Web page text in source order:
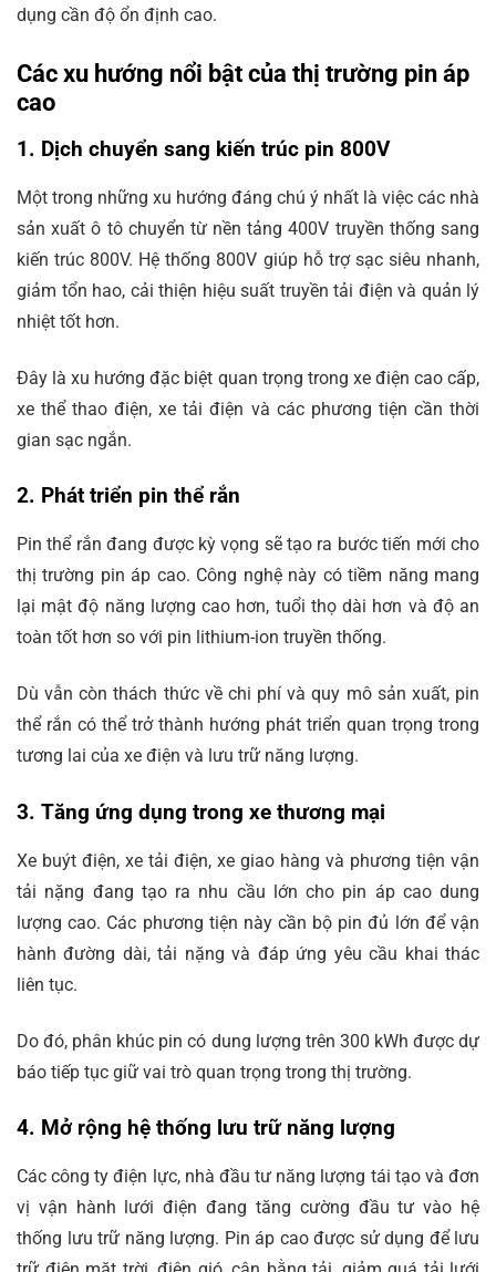
dụng cần độ ổn định cao.
Các xu hướng nổi bật của thị trường pin áp
cao
1. Dịch chuyển sang kiến trúc pin 800V
Một trong những xu hướng đáng chú ý nhất là việc các nhà
sản xuất ô tô chuyển từ nền tảng 400V truyền thống sang
kiến trúc 800V. Hệ thống 800V giúp hỗ trợ sạc siêu nhanh,
giảm tổn hao, cải thiện hiệu suất truyền tải điện và quản lý
nhiệt tốt hơn.
Đây là xu hướng đặc biệt quan trọng trong xe điện cao cấp,
xe thể thao điện, xe tải điện và các phương tiện cần thời
gian sạc ngắn.
2. Phát triển pin thể rắn
Pin thể rắn đang được kỳ vọng sẽ tạo ra bước tiến mới cho
thị trường pin áp cao. Công nghệ này có tiềm năng mang
lại mật độ năng lượng cao hơn, tuổi thọ dài hơn và độ an
toàn tốt hơn so với pin lithium-ion truyền thống.
Dù vẫn còn thách thức về chi phí và quy mô sản xuất, pin
thể rắn có thể trở thành hướng phát triển quan trọng trong
tương lai của xe điện và lưu trữ năng lượng.
3. Tăng ứng dụng trong xe thương mại
Xe buýt điện, xe tải điện, xe giao hàng và phương tiện vận
tải nặng đang tạo ra nhu cầu lớn cho pin áp cao dung
lượng cao. Các phương tiện này cần bộ pin đủ lớn để vận
hành đường dài, tải nặng và đáp ứng yêu cầu khai thác
liên tục.
Do đó, phân khúc pin có dung lượng trên 300 kWh được dự
báo tiếp tục giữ vai trò quan trọng trong thị trường.
4. Mở rộng hệ thống lưu trữ năng lượng
Các công ty điện lực, nhà đầu tư năng lượng tái tạo và đơn
vị vận hành lưới điện đang tăng cường đầu tư vào hệ
thống lưu trữ năng lượng. Pin áp cao được sử dụng để lưu